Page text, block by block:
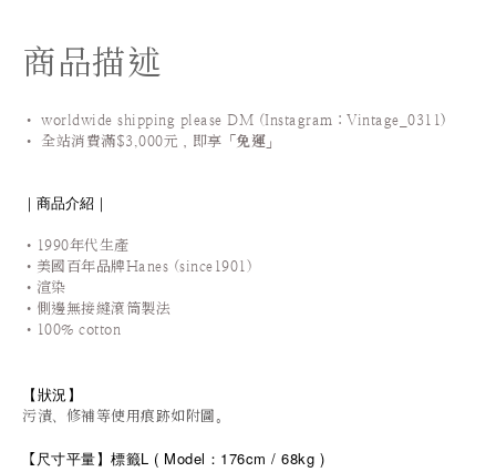
商品描述
• worldwide shipping please DM (Instagram：Vintage_0311)
• 全站消費滿$3,000元，即享「 免運 」
｜商品介紹｜
•1990年代生產
•美國百年品牌Hanes (since1901)
•渲染
•側邊無接縫滾筒製法
• 100% cotton
【狀況】
污漬、修補等使用痕跡如附圖。
【 尺寸平量】標籤L ( Model：176cm / 68kg )